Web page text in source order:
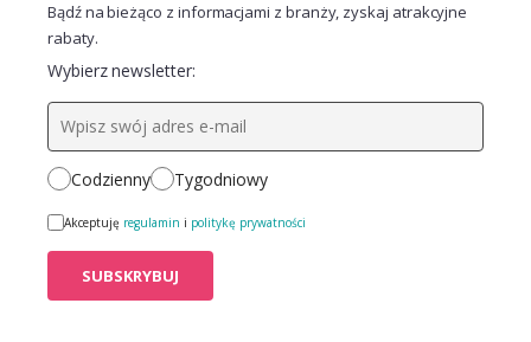
Bądź na bieżąco z informacjami z branży, zyskaj atrakcyjne
rabaty.
Wybierz newsletter:
Codzienny Tygodniowy
Akceptuję regulamin i politykę prywatności